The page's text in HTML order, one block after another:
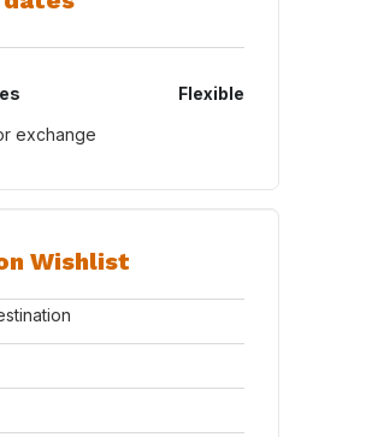
Flexible
exchange
Wishlist